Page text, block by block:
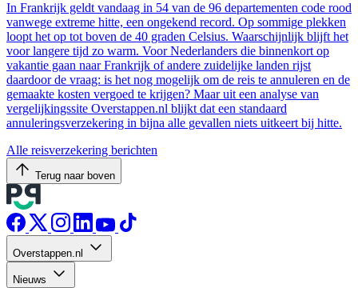
In Frankrijk geldt vandaag in 54 van de 96 departementen code rood
vanwege extreme hitte, een ongekend record. Op sommige plekken
loopt het op tot boven de 40 graden Celsius. Waarschijnlijk blijft het
voor langere tijd zo warm. Voor Nederlanders die binnenkort op
vakantie gaan naar Frankrijk of andere zuidelijke landen rijst
daardoor de vraag: is het nog mogelijk om de reis te annuleren en de
gemaakte kosten vergoed te krijgen? Maar uit een analyse van
vergelijkingssite Overstappen.nl blijkt dat een standaard
annuleringsverzekering in bijna alle gevallen niets uitkeert bij hitte.
Alle reisverzekering berichten
Terug naar boven
Overstappen.nl
Nieuws